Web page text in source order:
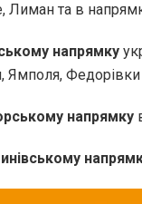
та в
напрямку
Ямполя, Федорівки
напрямку